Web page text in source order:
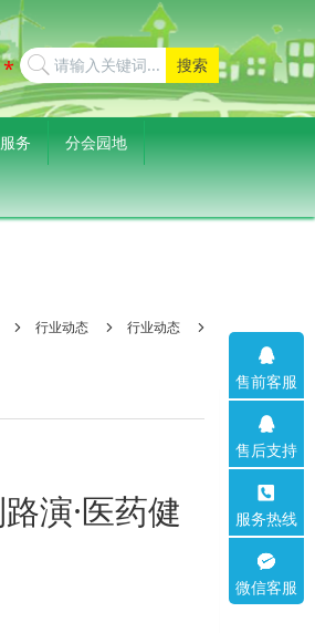
搜索
务 分会园地
行业动态 行业动态
演·医药健
售前客服
售后支持
服务热线
微信客服